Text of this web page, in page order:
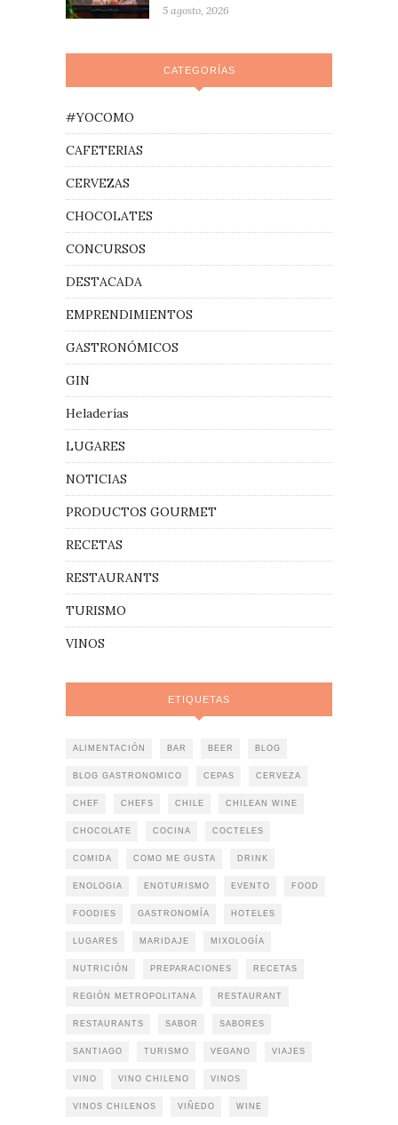
5 agosto, 2026
CATEGORÍAS
#YOCOMO
CAFETERIAS
CERVEZAS
CHOCOLATES
CONCURSOS
DESTACADA
EMPRENDIMIENTOS
GASTRONÓMICOS
GIN
Heladerías
LUGARES
NOTICIAS
PRODUCTOS GOURMET
RECETAS
RESTAURANTS
TURISMO
VINOS
ETIQUETAS
ALIMENTACIÓN BAR BEER BLOG
BLOG GASTRONOMICO CEPAS CERVEZA
CHEF CHEFS CHILE CHILEAN WINE
CHOCOLATE COCINA COCTELES
COMIDA COMO ME GUSTA DRINK
ENOLOGIA ENOTURISMO EVENTO FOOD
FOODIES GASTRONOMÍA HOTELES
LUGARES MARIDAJE MIXOLOGÍA
NUTRICIÓN PREPARACIONES RECETAS
REGIÓN METROPOLITANA RESTAURANT
RESTAURANTS SABOR SABORES
SANTIAGO TURISMO VEGANO VIAJES
VINO VINO CHILENO VINOS
VINOS CHILENOS VIÑEDO WINE